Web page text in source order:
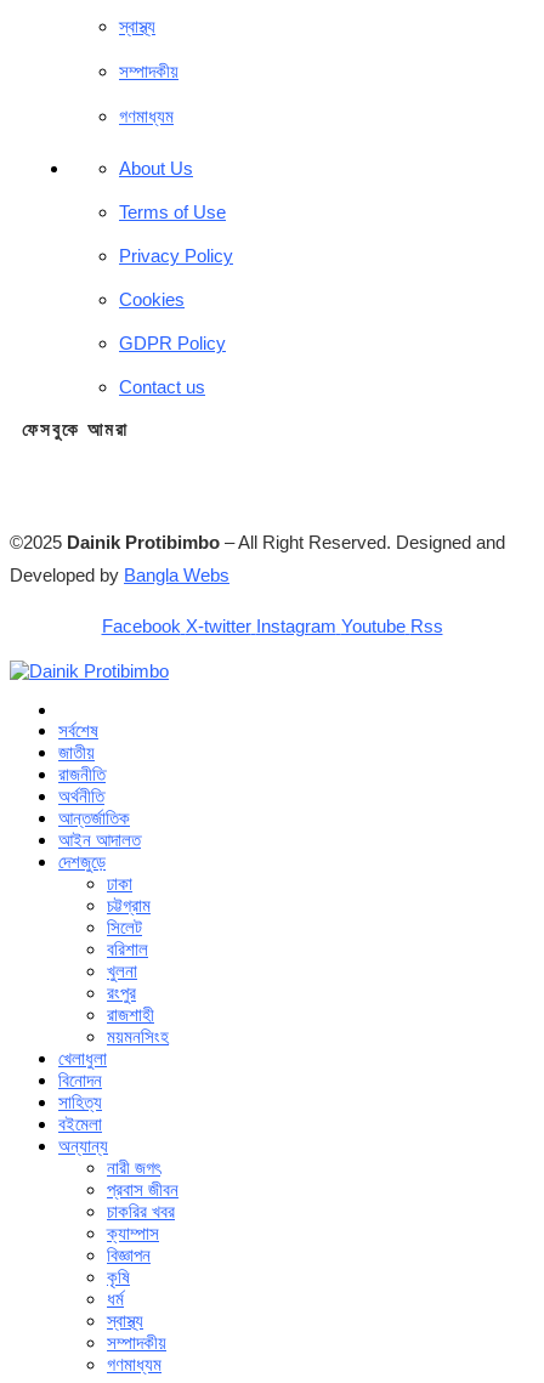
স্বাস্থ্য
সম্পাদকীয়
গণমাধ্যম
About Us
Terms of Use
Privacy Policy
Cookies
GDPR Policy
Contact us
ফেসবুকে আমরা
©2025 Dainik Protibimbo – All Right Reserved. Designed and
Developed by Bangla Webs
Facebook X-twitter Instagram Youtube Rss
সর্বশেষ
জাতীয়
রাজনীতি
অর্থনীতি
আন্তর্জাতিক
আইন আদালত
দেশজুড়ে
ঢাকা
চট্টগ্রাম
সিলেট
বরিশাল
খুলনা
রংপুর
রাজশাহী
ময়মনসিংহ
খেলাধুলা
বিনোদন
সাহিত্য
বইমেলা
অন্যান্য
নারী জগৎ
প্রবাস জীবন
চাকরির খবর
ক্যাম্পাস
বিজ্ঞাপন
কৃষি
ধর্ম
স্বাস্থ্য
সম্পাদকীয়
গণমাধ্যম